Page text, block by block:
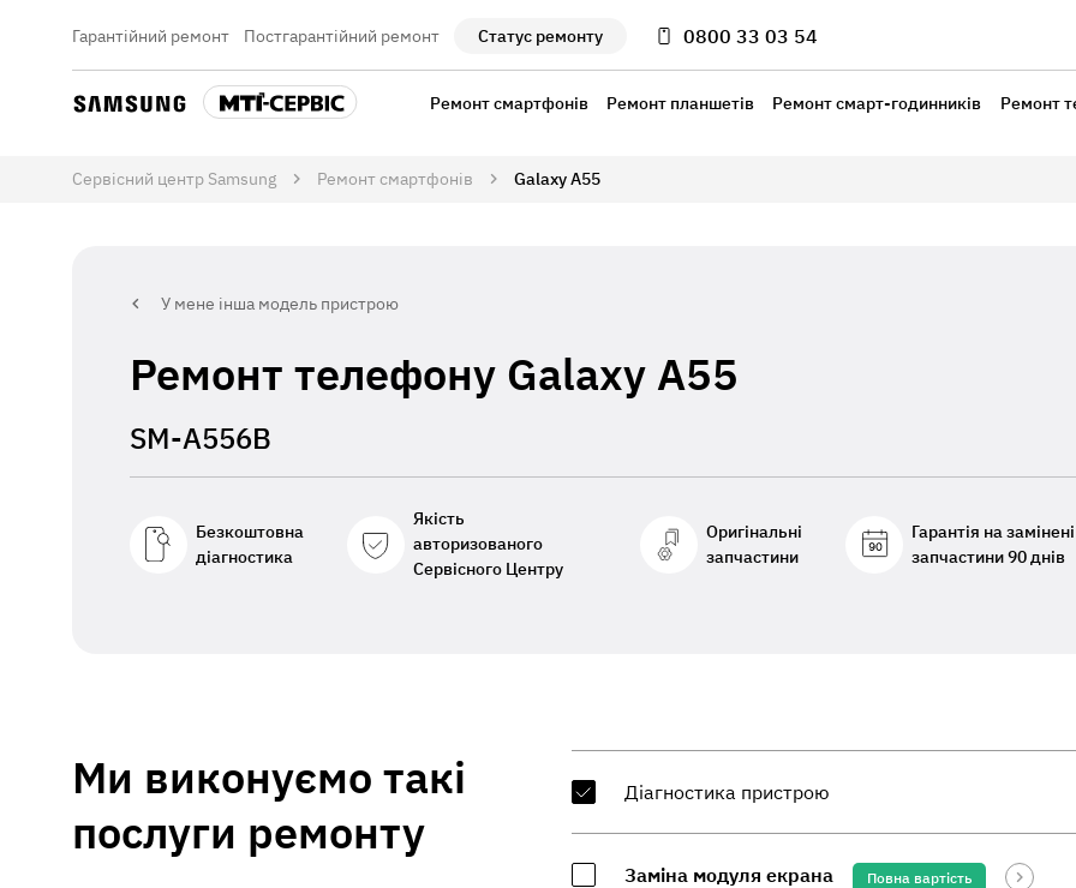
Гарантійний ремонт Постгарантійний ремонт Статус ремонту 0800 33 03 54
Ремонт смартфонів Ремонт планшетів Ремонт смарт-годинників Ремонт
Сервісний центр Samsung Ремонт смартфонів Galaxy A55
У мене інша модель пристрою
Ремонт телефону Galaxy A55
SM-A556B
Безкоштовна
діагностика
Якість
авторизованого
Сервісного Центру
Оригінальні
запчастини
Гарантія на замінені
запчастини 90 днів
Ми виконуємо такі
послуги ремонту
Діагностика пристрою
Заміна модуля екрана Повна вартість